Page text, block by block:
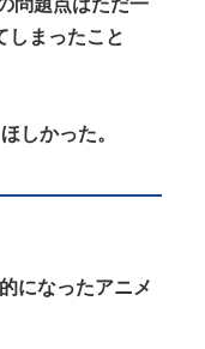
問題点はただ一
しまったこと
しかった。
になったアニメ